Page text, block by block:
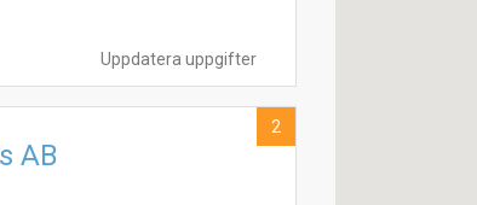
Uppdatera uppgifter
AB
2